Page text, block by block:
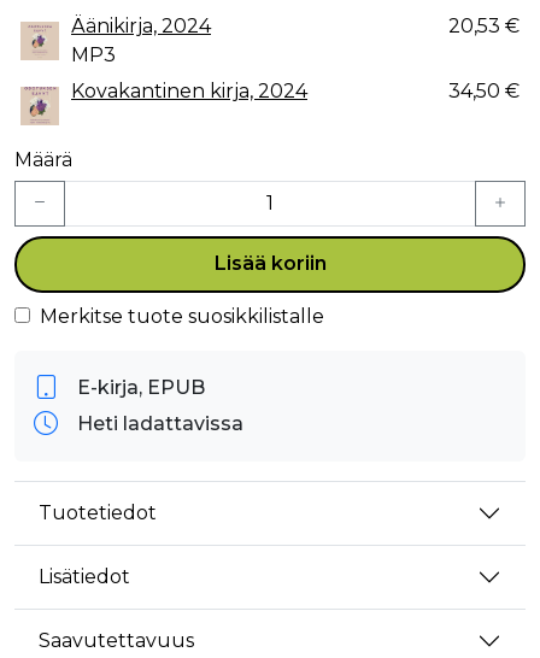
Äänikirja, 2024
MP3
20,53 €
Kovakantinen kirja, 2024 34,50 €
Määrä
Lisää koriin
Merkitse tuote suosikkilistalle
E-kirja, EPUB
Heti ladattavissa
Tuotetiedot
Lisätiedot
Saavutettavuus